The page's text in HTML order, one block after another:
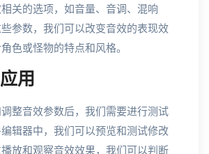
关的选项，如音量、音调、混响
参数，我们可以改变音效的表现效
色或怪物的特点和风格。
用
整音效参数后，我们需要进行测试
辑器中，我们可以预览和测试修改
放和观察音效效果，我们可以判断